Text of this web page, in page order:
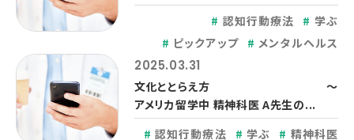
認知行動療法
学ぶ
ピックアップ
メンタルヘルス
2025.03.31
文化ととらえ方 ～
アメリカ留学中 精神科医 A先生の...
認知行動療法
学ぶ 精神科医